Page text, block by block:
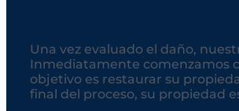
Una vez evaluado el daño,
Inmediatamente comenzamos
objetivo es restaurar su
final del proceso, su propiedad